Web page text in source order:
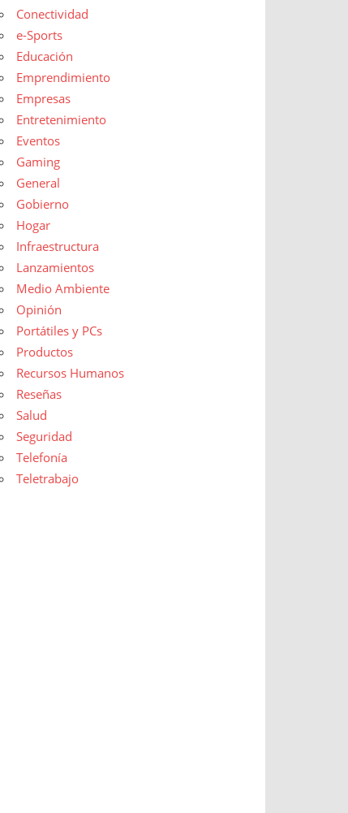
Conectividad
e-Sports
Educación
Emprendimiento
Empresas
Entretenimiento
Eventos
Gaming
General
Gobierno
Hogar
Infraestructura
Lanzamientos
Medio Ambiente
Opinión
Portátiles y PCs
Productos
Recursos Humanos
Reseñas
Salud
Seguridad
Telefonía
Teletrabajo